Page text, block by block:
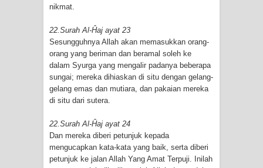
nikmat.
22.Surah Al-Ĥaj ayat 23
Sesungguhnya Allah akan memasukkan orang-
orang yang beriman dan beramal soleh ke
dalam Syurga yang mengalir padanya beberapa
sungai; mereka dihiaskan di situ dengan gelang-
gelang emas dan mutiara, dan pakaian mereka
di situ dari sutera.
22.Surah Al-Ĥaj ayat 24
Dan mereka diberi petunjuk kepada
mengucapkan kata-kata yang baik, serta diberi
petunjuk ke jalan Allah Yang Amat Terpuji. Inilah